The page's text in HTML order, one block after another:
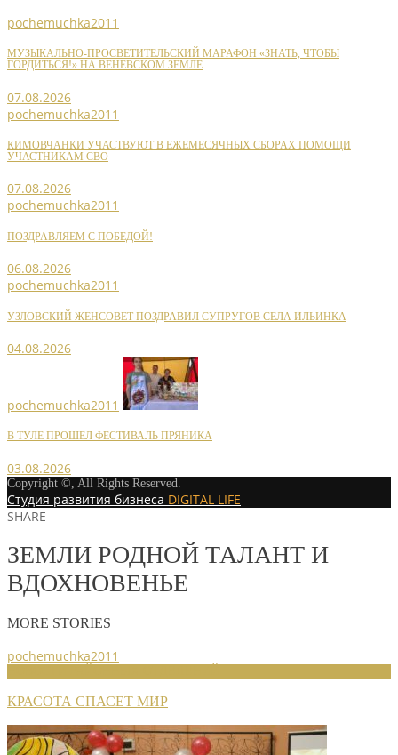
pochemuchka2011
МУЗЫКАЛЬНО-ПРОСВЕТИТЕЛЬСКИЙ МАРАФОН «ЗНАТЬ, ЧТОБЫ
ГОРДИТЬСЯ!» НА ВЕНЕВСКОМ ЗЕМЛЕ
07.08.2026
pochemuchka2011
КИМОВЧАНКИ УЧАСТВУЮТ В ЕЖЕМЕСЯЧНЫХ СБОРАХ ПОМОЩИ
УЧАСТНИКАМ СВО
07.08.2026
pochemuchka2011
ПОЗДРАВЛЯЕМ С ПОБЕДОЙ!
06.08.2026
pochemuchka2011
УЗЛОВСКИЙ ЖЕНСОВЕТ ПОЗДРАВИЛ СУПРУГОВ СЕЛА ИЛЬИНКА
04.08.2026
pochemuchka2011
В ТУЛЕ ПРОШЕЛ ФЕСТИВАЛЬ ПРЯНИКА
03.08.2026
Copyright ©, All Rights Reserved.
Студия развития бизнеса DIGITAL LIFE
SHARE
ЗЕМЛИ РОДНОЙ ТАЛАНТ И
ВДОХНОВЕНЬЕ
MORE STORIES
pochemuchka2011
КРАСОТА СПАСЕТ МИР